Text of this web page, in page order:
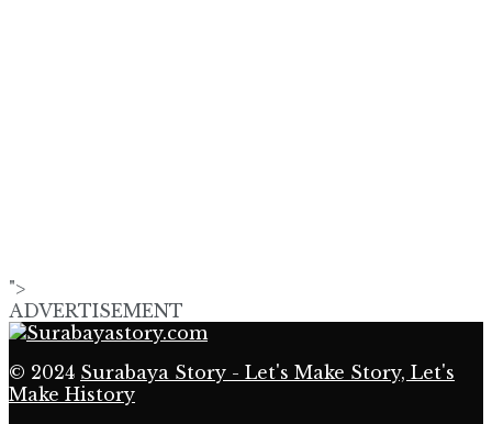
">
ADVERTISEMENT
© 2024 Surabaya Story - Let's Make Story, Let's
Make History